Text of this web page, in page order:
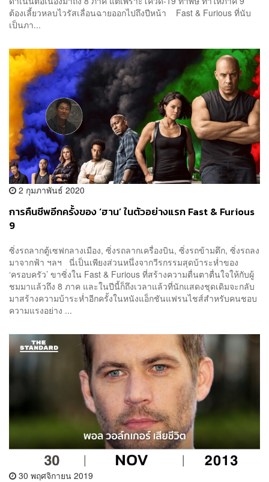
ต้องเลี้ยวหลบไวรัสเลื่อนฉายออกไปถึงปีหน้า Fast & Furious ที่นับ
เป็นภา...
2 กุมภาพันธ์ 2020
การคืนชีพอีกครั้งของ ‘ฮาน’ ในตัวอย่างแรก Fast & Furious
9
ซิ่งรถลากตู้เซฟกลางเมือง, ซิ่งรถลากเครื่องบิน, ซิ่งรถข้ามตึก, ซิ่งรถลง
มาจากฟ้า ฯลฯ นี่เป็นเพียงส่วนหนึ่งจากวีรกรรมสุดบ้าระห่ำของ
‘ครอบครัว’ ขาซิ่งใน Fast & Furious ที่สร้างความตื่นตาตื่นใจให้กับผู้
ชมมาแล้วถึง 8 ภาค และในปีนี้ก็ถึงเวลาแล้วที่นักแสดงชุดเดิมจะกลับ
มาสร้างความบ้าระห่ำอีกครั้งในหนังแอ็กชันแฟรนไชส์สำหรับคนชอบ
ความแรงอย่าง ...
30 พฤศจิกายน 2019